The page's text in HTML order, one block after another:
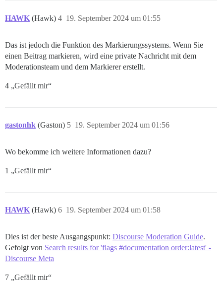
HAWK (Hawk) 19. September 2024 um 01:55
4
Das ist jedoch die Funktion des Markierungssystems. Wenn Sie
einen Beitrag markieren, wird eine private Nachricht mit dem
Moderationsteam und dem Markierer erstellt.
4 „Gefällt mir“
gastonhk (Gaston) 19. September 2024 um 01:56
5
Wo bekomme ich weitere Informationen dazu?
1 „Gefällt mir“
HAWK (Hawk) 19. September 2024 um 01:58
6
Dies ist der beste Ausgangspunkt: Discourse Moderation Guide.
Gefolgt von Search results for 'flags #documentation order:latest' -
Discourse Meta
7 „Gefällt mir“